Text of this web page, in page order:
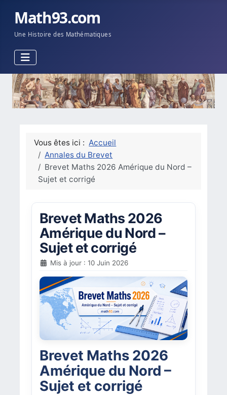
Math93.com
Une Histoire des Mathématiques
Vous êtes ici : Accueil
Annales du Brevet
Brevet Maths 2026 Amérique du Nord –
Sujet et corrigé
Brevet Maths 2026
Amérique du Nord –
Sujet et corrigé
Mis à jour : 10 Juin 2026
Brevet Maths 2026
Amérique du Nord –
Sujet et corrigé